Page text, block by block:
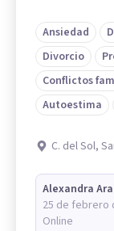
Ansiedad
Divorcio
Conflictos
Autoestima
C. del Sol,
Alexandra
25 de febrero
Online